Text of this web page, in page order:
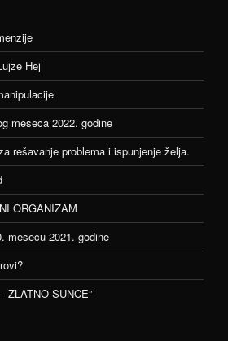
Hej
meseca 2022. godine
rešavanje problema i ispunjenje želja.
ORGANIZAM
mesecu 2021. godine
ZLATNO SUNCE”